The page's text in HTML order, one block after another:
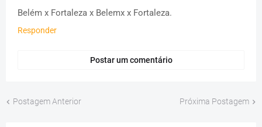
Belém x Fortaleza x Belemx x Fortaleza.
Responder
Postar um comentário
Postagem Anterior Próxima Postagem